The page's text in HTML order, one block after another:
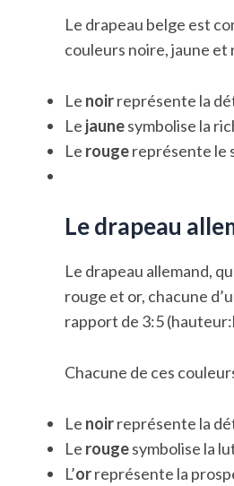
Le drapeau belge est
couleurs noire, jaune et
Le noirreprésente la
Le jaunesymbolise la
Le rougereprésente le
Le drapeau
Le drapeau allemand,
rouge et or, chacune
rapport de 3:5
Chacune de ces
Le noirreprésente la
Le rougesymbolise la
L’orreprésente la